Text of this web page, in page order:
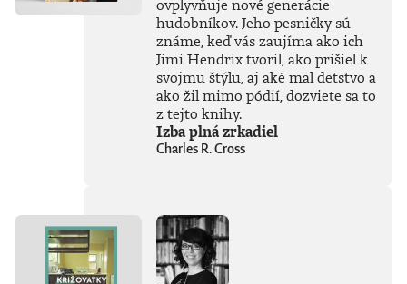
inteligencii autor
čerpá zo svojich
skúseností, keďže
tejto téme sa
začiatku 80. rokov.
Vyváženie prínosov
nekonvenčné –
ChatGPT a
generatívnu AI
vníma len ako
ovplyvňuje nové generácie
hudobníkov. Jeho pesničky sú
známe, keď vás zaujíma ako ich
Jimi Hendrix tvoril, ako prišiel k
svojmu štýlu, aj aké mal detstvo a
ako žil mimo pódií, dozviete sa to
z tejto knihy.
Izba plná zrkadiel
Charles R. Cross